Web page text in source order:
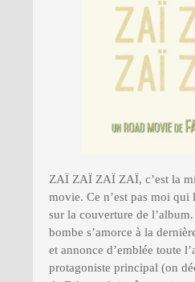
ZAÏ ZAÏ ZAÏ ZAÏ, c’est la
movie. Ce n’est pas moi
sur la couverture de
bombe s’amorce à la
et annonce d’emblée toute
protagoniste principal (on